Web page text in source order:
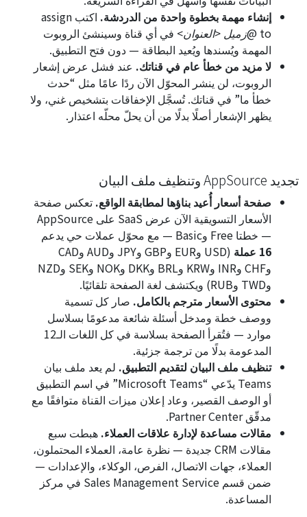
إنشاء مهمة بخطوة واحدة من الدردشة. اكتب assign
to @زميل <العنوان>
في أي قناة وسينشئ الروبوت
المهمة ويُسندها ويُعيد البطاقة — دون فتح التطبيق.
لا مزيد من خطأ عام في قناتك. عند فشل عرض إشعار
الروبوت، لن ينشر المحوّل الآن ردًا عامًا مثل “حدث
خطأ ما” في قناتك. تُسجَّل الإخفاقات بتشخيص غني، ولا
يظهر الإشعار أصلًا بدلًا من أن يحلّ محلّه اعتذار.
تجديد AppSource وتنظيف ملف البيان
صفحة أسعار أُعيد بناؤها لمطابقة الواقع. تعكس صفحة
الأسعار التسويقية الآن عرض SaaS على AppSource
— خطتا Free وBasic — مع محوّل عملات حي يدعم
16 عملة
(USD وEUR وGBP وJPY وAUD وCAD
وCHF وINR وKRW وBRL وDKK وNOK وSEK وNZD
وTWD وRUB) ويكتشف لغة الصفحة تلقائيًا.
محتوى الأسعار مترجم بالكامل. صار كل تسمية
ووصف خطة ومدخل أسئلة شائعة مدعومًا بسلاسل
موارد — فتُقرأ الصفحة بسلاسة في كل اللغات الـ12
المدعومة بدلًا من ترجمة جزئية.
تنظيف ملف البيان لتقديم التطبيق. لم يعد ملف بيان
Teams يدّعي “Microsoft Teams” في اسم التطبيق
أو الوصف القصير، وعاد إعلان ميزات القناة متوافقًا مع
مدقّق Partner Center.
مقالات مساعدة لإدارة علاقات العملاء. هبطت سبع
مقالات CRM جديدة — نظرة عامة، العملاء المحتملون،
العملاء، جهات الاتصال، الفرص، الوكلاء، والإعدادات —
ضمن قسم Sales Management Service في مركز
المساعدة.